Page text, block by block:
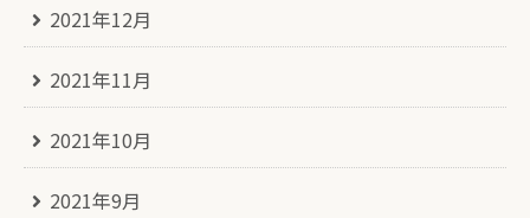
2021年12月
2021年11月
2021年10月
2021年9月